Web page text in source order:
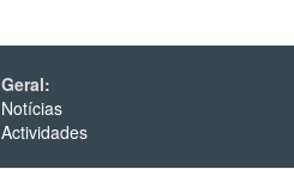
Geral:
Notícias
Actividades